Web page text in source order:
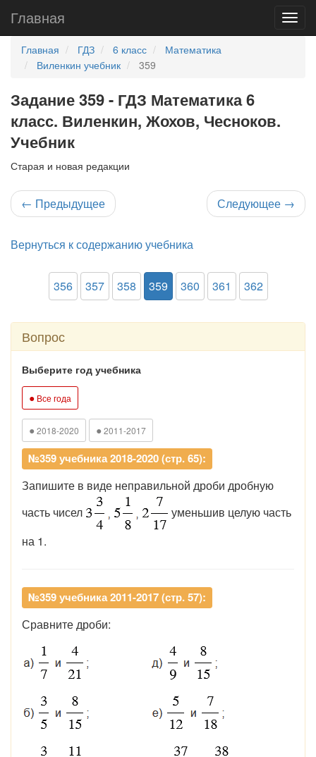
Главная
Главная ГДЗ 6 класс
Математика
Виленкин учебник
359
Задание 359 - ГДЗ Математика 6
класс. Виленкин, Жохов, Чесноков.
Учебник
Старая и новая редакции
← Предыдущее Следующее →
Вернуться к содержанию учебника
356 357 358 359 360 361 362
Вопрос
Выберите год учебника
● Все года
● 2018-2020 ● 2011-2017
№359 учебника 2018-2020 (стр. 65):
Запишите в виде неправильной дроби дробную
часть чисел
уменьшив целую часть
на 1.
№359 учебника 2011-2017 (стр. 57):
Сравните дроби: